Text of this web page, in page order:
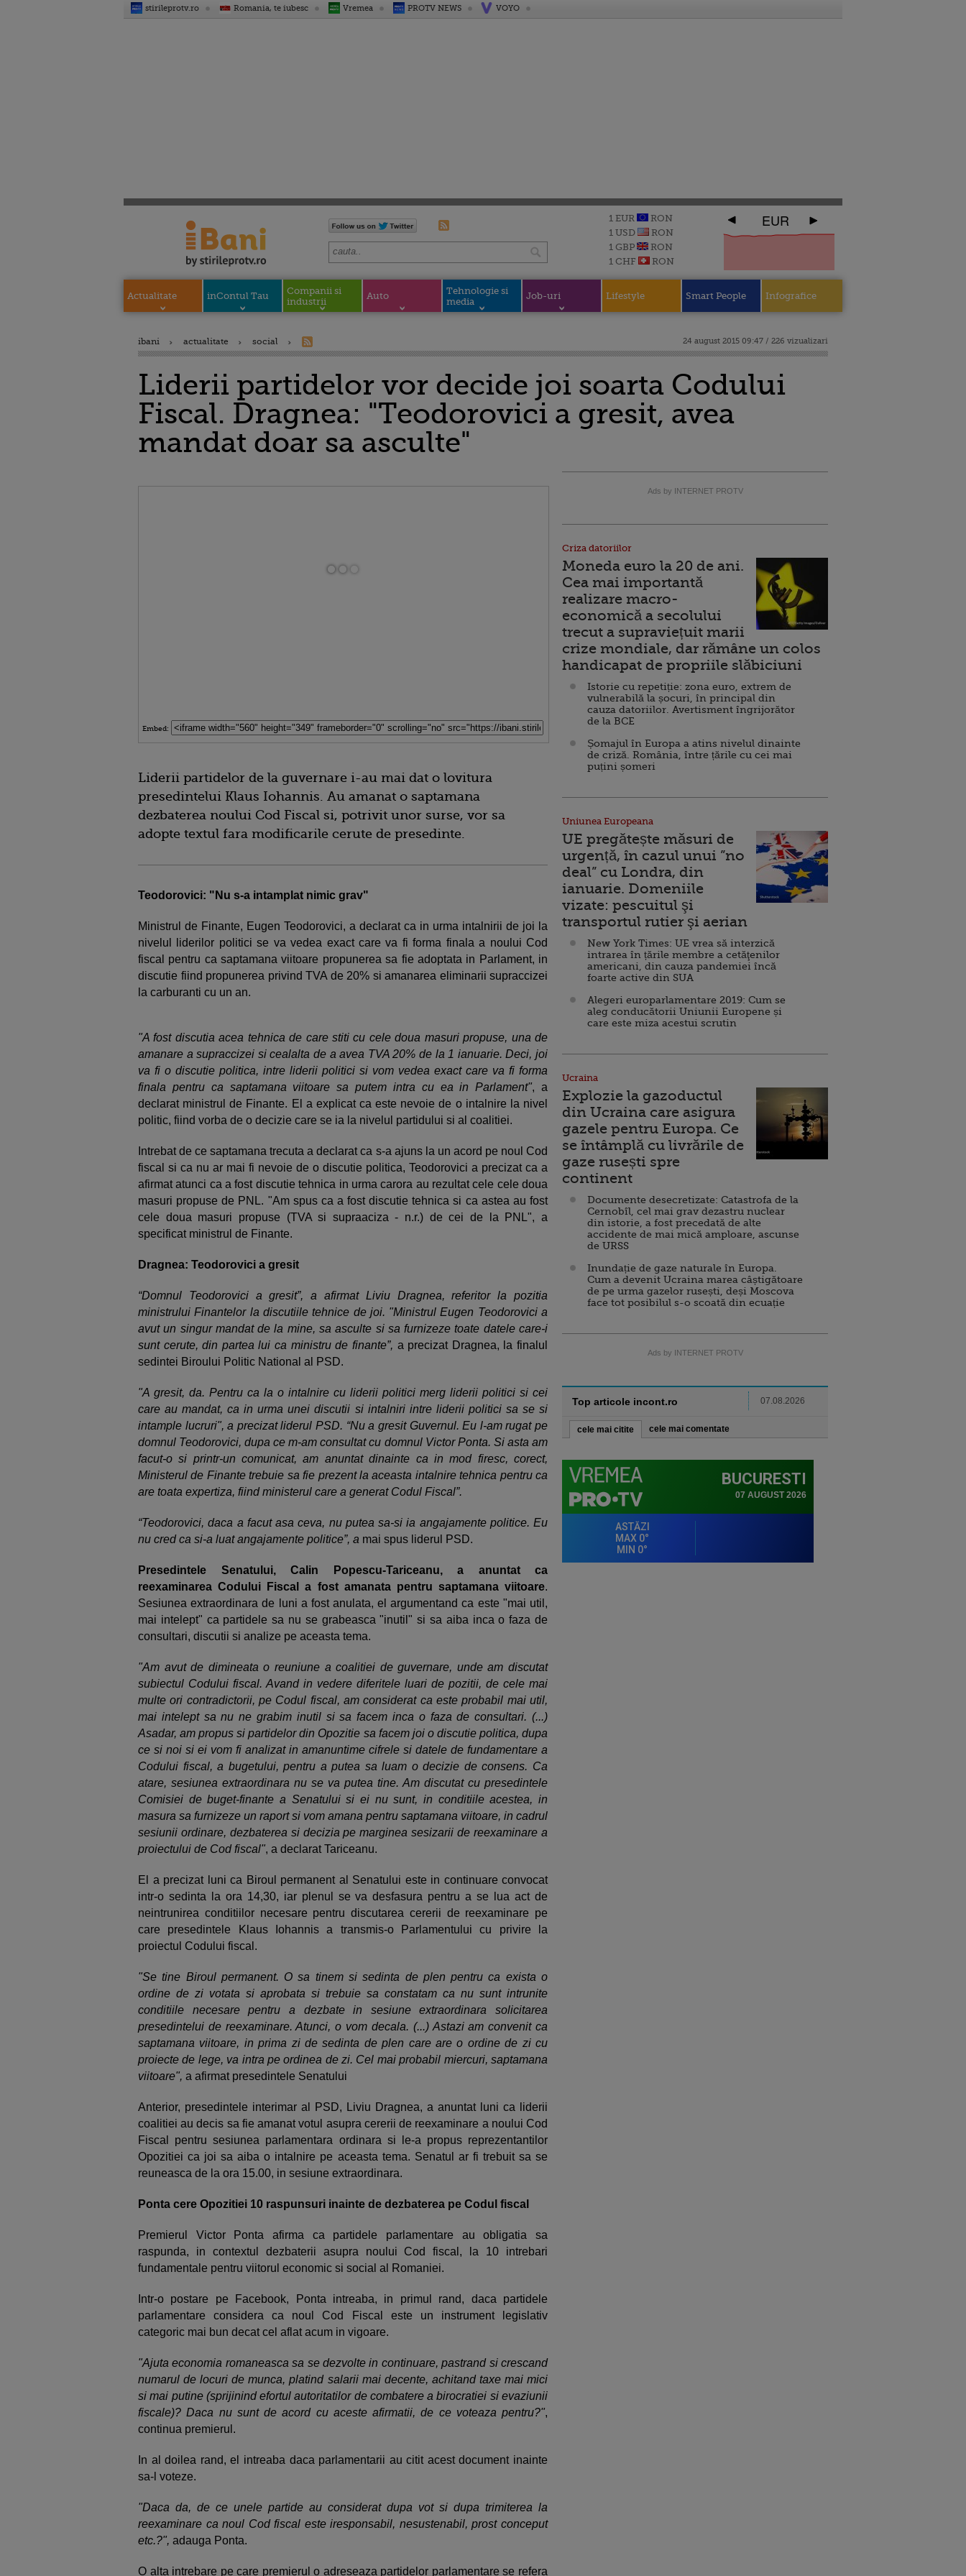
stirileprotv.ro Romania, te iubesc Vremea PROTV NEWS VOYO
1 EUR
RON
1 USD
RON
1 GBP
RON
1 CHF
RON
EUR
Actualitate inContul Tau
Companii si
industrii
Auto
Tehnologie si
media
Job-uri Lifestyle Smart People Infografice
ibani actualitate social 24 august 2015 09:47 / 226 vizualizari
Liderii partidelor vor decide joi soarta Codului
Fiscal. Dragnea: "Teodorovici a gresit, avea
mandat doar sa asculte"
Embed:
Liderii partidelor de la guvernare i-au mai dat o lovitura
presedintelui Klaus Iohannis. Au amanat o saptamana
dezbaterea noului Cod Fiscal si, potrivit unor surse, vor sa
adopte textul fara modificarile cerute de presedinte.
Teodorovici: "Nu s-a intamplat nimic grav"
Ministrul de Finante, Eugen Teodorovici, a declarat ca in urma intalnirii de joi la
nivelul liderilor politici se va vedea exact care va fi forma finala a noului Cod
fiscal pentru ca saptamana viitoare propunerea sa fie adoptata in Parlament, in
discutie fiind propunerea privind TVA de 20% si amanarea eliminarii supraccizei
la carburanti cu un an.
"A fost discutia acea tehnica de care stiti cu cele doua masuri propuse, una de
amanare a supraccizei si cealalta de a avea TVA 20% de la 1 ianuarie. Deci, joi
va fi o discutie politica, intre liderii politici si vom vedea exact care va fi forma
finala pentru ca saptamana viitoare sa putem intra cu ea in Parlament", a
declarat ministrul de Finante. El a explicat ca este nevoie de o intalnire la nivel
politic, fiind vorba de o decizie care se ia la nivelul partidului si al coalitiei.
Intrebat de ce saptamana trecuta a declarat ca s-a ajuns la un acord pe noul Cod
fiscal si ca nu ar mai fi nevoie de o discutie politica, Teodorovici a precizat ca a
afirmat atunci ca a fost discutie tehnica in urma carora au rezultat cele cele doua
masuri propuse de PNL. "Am spus ca a fost discutie tehnica si ca astea au fost
cele doua masuri propuse (TVA si supraaciza - n.r.) de cei de la PNL", a
specificat ministrul de Finante.
Dragnea: Teodorovici a gresit
“Domnul Teodorovici a gresit”, a afirmat Liviu Dragnea, referitor la pozitia
ministrului Finantelor la discutiile tehnice de joi. "Ministrul Eugen Teodorovici a
avut un singur mandat de la mine, sa asculte si sa furnizeze toate datele care-i
sunt cerute, din partea lui ca ministru de finante”, a precizat Dragnea, la finalul
sedintei Biroului Politic National al PSD.
"A gresit, da. Pentru ca la o intalnire cu liderii politici merg liderii politici si cei
care au mandat, ca in urma unei discutii si intalniri intre liderii politici sa se si
intample lucruri", a precizat liderul PSD. “Nu a gresit Guvernul. Eu l-am rugat pe
domnul Teodorovici, dupa ce m-am consultat cu domnul Victor Ponta. Si asta am
facut-o si printr-un comunicat, am anuntat dinainte ca in mod firesc, corect,
Ministerul de Finante trebuie sa fie prezent la aceasta intalnire tehnica pentru ca
are toata expertiza, fiind ministerul care a generat Codul Fiscal”.
“Teodorovici, daca a facut asa ceva, nu putea sa-si ia angajamente politice. Eu
nu cred ca si-a luat angajamente politice”, a mai spus liderul PSD.
Presedintele Senatului, Calin Popescu-Tariceanu, a anuntat ca
reexaminarea Codului Fiscal a fost amanata pentru saptamana viitoare.
Sesiunea extraordinara de luni a fost anulata, el argumentand ca este "mai util,
mai intelept" ca partidele sa nu se grabeasca "inutil" si sa aiba inca o faza de
consultari, discutii si analize pe aceasta tema.
"Am avut de dimineata o reuniune a coalitiei de guvernare, unde am discutat
subiectul Codului fiscal. Avand in vedere diferitele luari de pozitii, de cele mai
multe ori contradictorii, pe Codul fiscal, am considerat ca este probabil mai util,
mai intelept sa nu ne grabim inutil si sa facem inca o faza de consultari. (...)
Asadar, am propus si partidelor din Opozitie sa facem joi o discutie politica, dupa
ce si noi si ei vom fi analizat in amanuntime cifrele si datele de fundamentare a
Codului fiscal, a bugetului, pentru a putea sa luam o decizie de consens. Ca
atare, sesiunea extraordinara nu se va putea tine. Am discutat cu presedintele
Comisiei de buget-finante a Senatului si ei nu sunt, in conditiile acestea, in
masura sa furnizeze un raport si vom amana pentru saptamana viitoare, in cadrul
sesiunii ordinare, dezbaterea si decizia pe marginea sesizarii de reexaminare a
proiectului de Cod fiscal", a declarat Tariceanu.
El a precizat luni ca Biroul permanent al Senatului este in continuare convocat
intr-o sedinta la ora 14,30, iar plenul se va desfasura pentru a se lua act de
neintrunirea conditiilor necesare pentru discutarea cererii de reexaminare pe
care presedintele Klaus Iohannis a transmis-o Parlamentului cu privire la
proiectul Codului fiscal.
"Se tine Biroul permanent. O sa tinem si sedinta de plen pentru ca exista o
ordine de zi votata si aprobata si trebuie sa constatam ca nu sunt intrunite
conditiile necesare pentru a dezbate in sesiune extraordinara solicitarea
presedintelui de reexaminare. Atunci, o vom decala. (...) Astazi am convenit ca
saptamana viitoare, in prima zi de sedinta de plen care are o ordine de zi cu
proiecte de lege, va intra pe ordinea de zi. Cel mai probabil miercuri, saptamana
viitoare", a afirmat presedintele Senatului
Anterior, presedintele interimar al PSD, Liviu Dragnea, a anuntat luni ca liderii
coalitiei au decis sa fie amanat votul asupra cererii de reexaminare a noului Cod
Fiscal pentru sesiunea parlamentara ordinara si le-a propus reprezentantilor
Opozitiei ca joi sa aiba o intalnire pe aceasta tema. Senatul ar fi trebuit sa se
reuneasca de la ora 15.00, in sesiune extraordinara.
Ponta cere Opozitiei 10 raspunsuri inainte de dezbaterea pe Codul fiscal
Premierul Victor Ponta afirma ca partidele parlamentare au obligatia sa
raspunda, in contextul dezbaterii asupra noului Cod fiscal, la 10 intrebari
fundamentale pentru viitorul economic si social al Romaniei.
Intr-o postare pe Facebook, Ponta intreaba, in primul rand, daca partidele
parlamentare considera ca noul Cod Fiscal este un instrument legislativ
categoric mai bun decat cel aflat acum in vigoare.
"Ajuta economia romaneasca sa se dezvolte in continuare, pastrand si crescand
numarul de locuri de munca, platind salarii mai decente, achitand taxe mai mici
si mai putine (sprijinind efortul autoritatilor de combatere a birocratiei si evaziunii
fiscale)? Daca nu sunt de acord cu aceste afirmatii, de ce voteaza pentru?",
continua premierul.
In al doilea rand, el intreaba daca parlamentarii au citit acest document inainte
sa-l voteze.
"Daca da, de ce unele partide au considerat dupa vot si dupa trimiterea la
reexaminare ca noul Cod fiscal este iresponsabil, nesustenabil, prost conceput
etc.?", adauga Ponta.
O alta intrebare pe care premierul o adreseaza partidelor parlamentare se refera
Ads by INTERNET PROTV
Criza datoriilor
Moneda euro la 20 de ani.
Cea mai importantă
realizare macro-
economică a secolului
trecut a supraviețuit marii
crize mondiale, dar rămâne un colos
handicapat de propriile slăbiciuni
Istorie cu repetiție: zona euro, extrem de
vulnerabilă la șocuri, în principal din
cauza datoriilor. Avertisment îngrijorător
de la BCE
Șomajul în Europa a atins nivelul dinainte
de criză. România, între țările cu cei mai
puțini șomeri
Uniunea Europeana
UE pregătește măsuri de
urgență, în cazul unui ”no
deal” cu Londra, din
ianuarie. Domeniile
vizate: pescuitul şi
transportul rutier şi aerian
New York Times: UE vrea să interzică
intrarea în țările membre a cetăţenilor
americani, din cauza pandemiei încă
foarte active din SUA
Alegeri europarlamentare 2019: Cum se
aleg conducătorii Uniunii Europene și
care este miza acestui scrutin
Ucraina
Explozie la gazoductul
din Ucraina care asigura
gazele pentru Europa. Ce
se întâmplă cu livrările de
gaze rusești spre
continent
Documente desecretizate: Catastrofa de la
Cernobîl, cel mai grav dezastru nuclear
din istorie, a fost precedată de alte
accidente de mai mică amploare, ascunse
de URSS
Inundație de gaze naturale în Europa.
Cum a devenit Ucraina marea câștigătoare
de pe urma gazelor rusești, deși Moscova
face tot posibilul s-o scoată din ecuație
Ads by INTERNET PROTV
Top articole incont.ro 07.08.2026
cele mai citite cele mai comentate